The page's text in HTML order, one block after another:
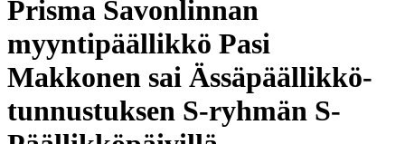
Prisma Savonlinnan
myyntipäällikkö Pasi
Makkonen sai Ässäpäällikkö-
tunnustuksen S-ryhmän S-